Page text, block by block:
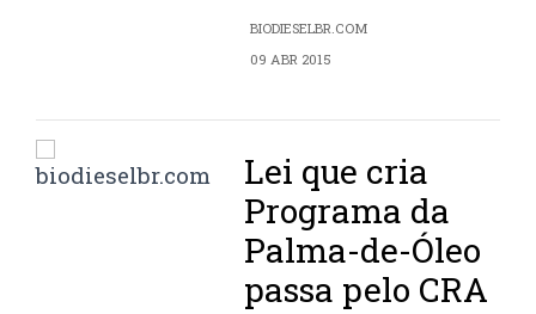
BIODIESELBR.COM
09 ABR 2015
Lei que cria
Programa da
Palma-de-Óleo
passa pelo CRA